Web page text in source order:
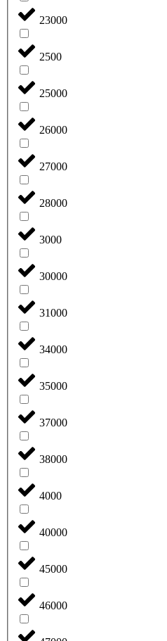
23000
2500
25000
26000
27000
28000
3000
30000
31000
34000
35000
37000
38000
4000
40000
45000
46000